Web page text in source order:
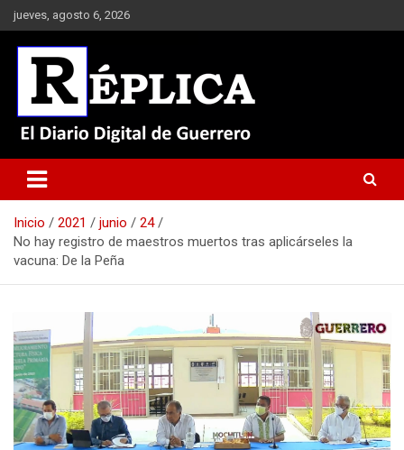
Saltar
al
contenido
jueves, agosto 6, 2026
Réplica
Inicio 2021 junio
24
No hay registro de maestros muertos tras aplicárseles la
vacuna: De la Peña